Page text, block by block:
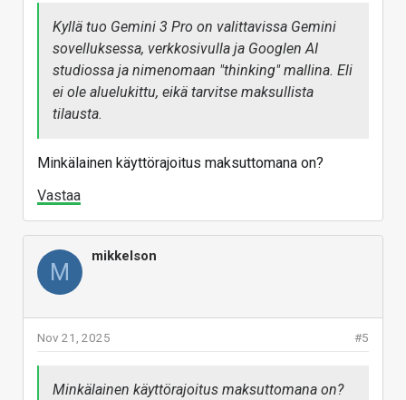
Kyllä tuo Gemini 3 Pro on valittavissa Gemini
sovelluksessa, verkkosivulla ja Googlen AI
studiossa ja nimenomaan "thinking" mallina. Eli
ei ole aluelukittu, eikä tarvitse maksullista
tilausta.
Minkälainen käyttörajoitus maksuttomana on?
Vastaa
M
mikkelson
#5
Nov 21, 2025
Minkälainen käyttörajoitus maksuttomana on?